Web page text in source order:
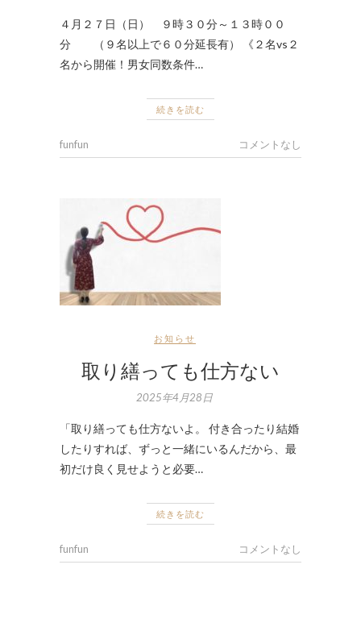
４月２７日（日） ９時３０分～１３時００
分 （９名以上で６０分延長有） 《２名vs２
名から開催！男女同数条件…
続きを読む
funfun コメントなし
お知らせ
取り繕っても仕方ない
2025年4月28日
「取り繕っても仕方ないよ。 付き合ったり結婚
したりすれば、ずっと一緒にいるんだから、最
初だけ良く見せようと必要…
続きを読む
funfun コメントなし